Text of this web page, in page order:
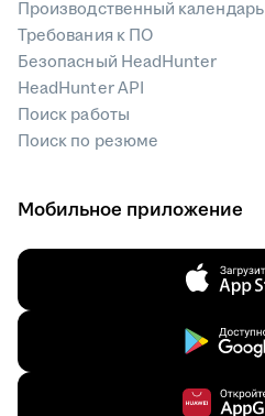
Производственный календарь
Требования к ПО
Безопасный HeadHunter
HeadHunter API
Поиск работы
Поиск по резюме
Мобильное приложение